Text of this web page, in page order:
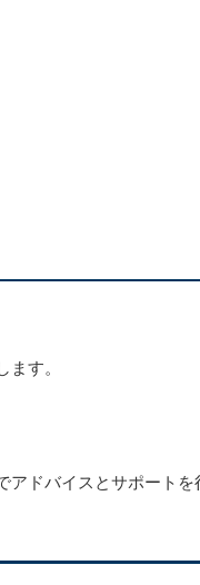
す。
ドバイスとサポートを